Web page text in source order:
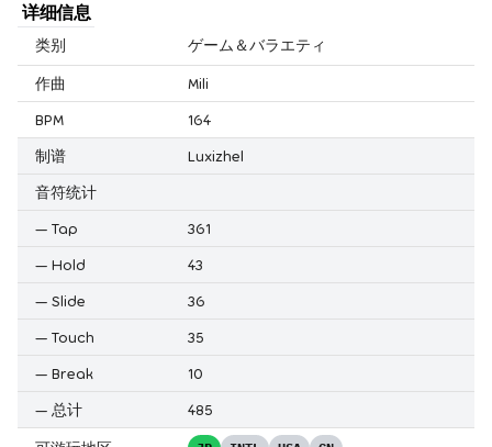
详细信息
类别 ゲーム＆バラエティ
作曲
Mili
BPM
164
制谱
Luxizhel
音符统计
— Tap
361
— Hold
43
— Slide
36
— Touch
35
— Break
10
— 总计 485